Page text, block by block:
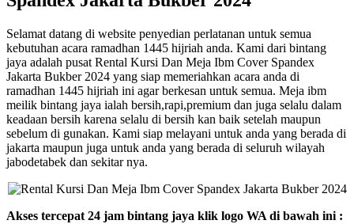
Selamat datang di website penyedian perlatanan untuk semua
kebutuhan acara ramadhan 1445 hijriah anda. Kami dari bintang
jaya adalah pusat Rental Kursi Dan Meja Ibm Cover Spandex
Jakarta Bukber 2024 yang siap memeriahkan acara anda di
ramadhan 1445 hijriah ini agar berkesan untuk semua. Meja ibm
meilik bintang jaya ialah bersih,rapi,premium dan juga selalu dalam
keadaan bersih karena selalu di bersih kan baik setelah maupun
sebelum di gunakan. Kami siap melayani untuk anda yang berada di
jakarta maupun juga untuk anda yang berada di seluruh wilayah
jabodetabek dan sekitar nya.
Akses tercepat 24 jam bintang jaya klik logo WA di bawah ini :